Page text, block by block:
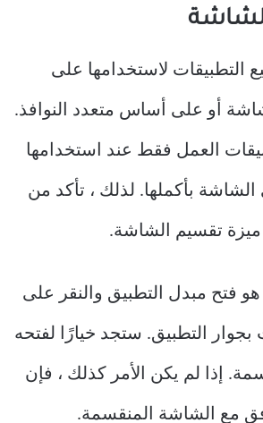
التطبيقات لاستخدامها على
أو على أساس متعدد النوافذ.
العمل فقط عند استخدامها
بأكملها. لذلك ، تأكد من
ميزة تقسيم الشاشة.
فتح مبدل التطبيق والنقر على
بجوار التطبيق. ستجد خيارًا لفتحه
إذا لم يكن الأمر كذلك ، فإن
مع الشاشة المنقسمة.